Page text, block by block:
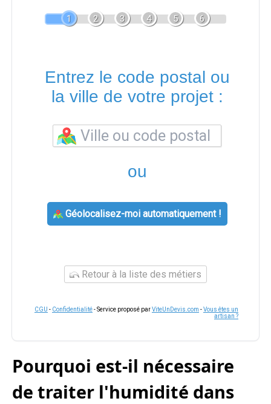
1 2 3 4 5 6
Entrez le code postal ou
la ville de votre projet :
ou
Géolocalisez-moi automatiquement !
Retour à la liste des métiers
CGU - Confidentialité- Service proposé parViteUnDevis.com -Vous êtes un
artisan ?
Pourquoi est-il nécessaire
de traiter l'humidité dans